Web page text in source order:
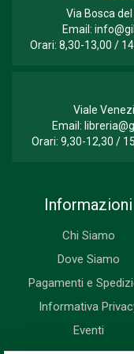
Via Bosca
Email:
Orari: 8,30-13,00 /
Viale
Email:
Orari: 9,30-12,30 /
Informazioni
Chi Siamo
Dove Siamo
Pagamenti e
Informativa
Eventi